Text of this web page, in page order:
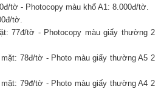
tờ - Photocopy màu khổ A1: 8.000đ/tờ.
tờ.
77đ/tờ - Photocopy màu giấy thường 2
78đ/tờ - Photo màu giấy thường A5 2
79đ/tờ - Photo màu giấy thường A4 2